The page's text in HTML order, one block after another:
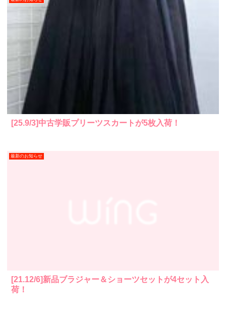
[25.9/3]中古学販プリーツスカートが5枚入荷！
最新のお知らせ
[21.12/6]新品ブラジャー＆ショーツセットが4セット入
荷！